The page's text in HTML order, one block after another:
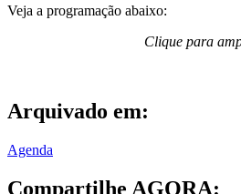
Veja a programação abaixo:
Clique para
Arquivado em:
Agenda
Compartilhe AGORA: